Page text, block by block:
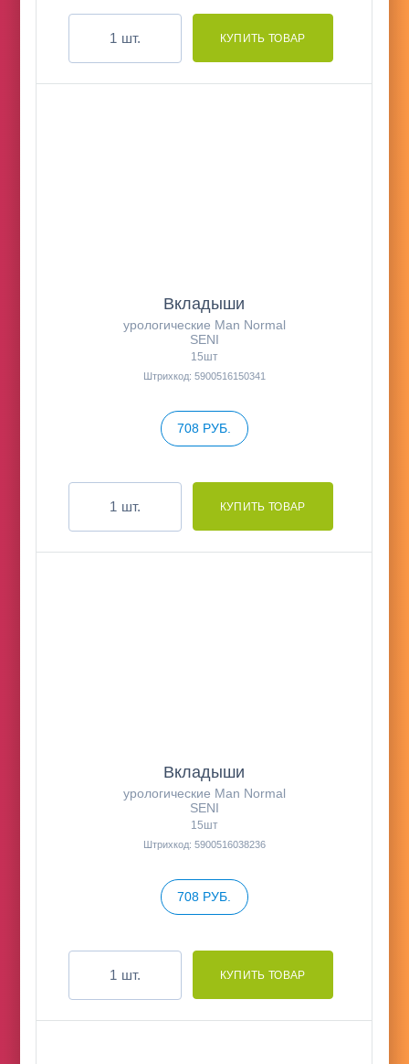
шт.
Вкладыши
урологические Man Normal
SENI
15шт
Штрихкод: 5900516150341
708 РУБ.
шт.
Вкладыши
урологические Man Normal
SENI
15шт
Штрихкод: 5900516038236
708 РУБ.
шт.